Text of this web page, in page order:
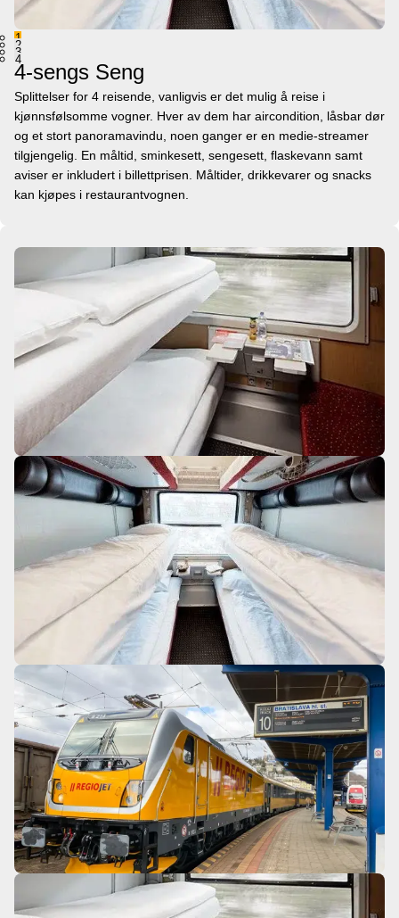
1
2
3
4
4-sengs Seng
Splittelser for 4 reisende, vanligvis er det mulig å reise i
kjønnsfølsomme vogner. Hver av dem har aircondition, låsbar dør
og et stort panoramavindu, noen ganger er en medie-streamer
tilgjengelig. En måltid, sminkesett, sengesett, flaskevann samt
aviser er inkludert i billettprisen. Måltider, drikkevarer og snacks
kan kjøpes i restaurantvognen.